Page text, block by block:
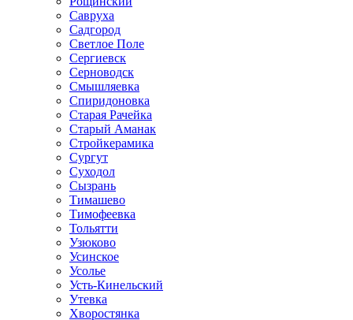
Савруха
Садгород
Светлое Поле
Сергиевск
Серноводск
Смышляевка
Спиридоновка
Старая Рачейка
Старый Аманак
Стройкерамика
Сургут
Суходол
Сызрань
Тимашево
Тимофеевка
Тольятти
Узюково
Усинское
Усолье
Усть-Кинельский
Утевка
Хворостянка